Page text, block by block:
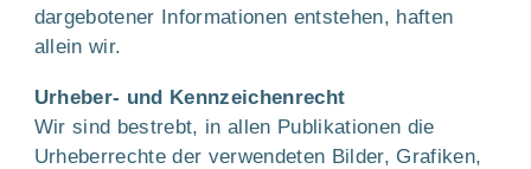
dargebotener Informationen entstehen, haften
allein wir.
Urheber- und Kennzeichenrecht
Wir sind bestrebt, in allen Publikationen die
Urheberrechte der verwendeten Bilder, Grafiken,